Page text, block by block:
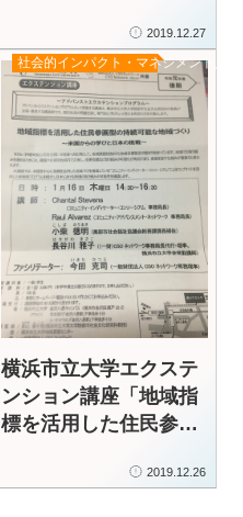
2019.12.27
社会的インパクト・マネジメント／
横浜市立大学エクステ
ンション講座「地域指
標を活用した住民参画
くり～米国からの学び
2019.12.26